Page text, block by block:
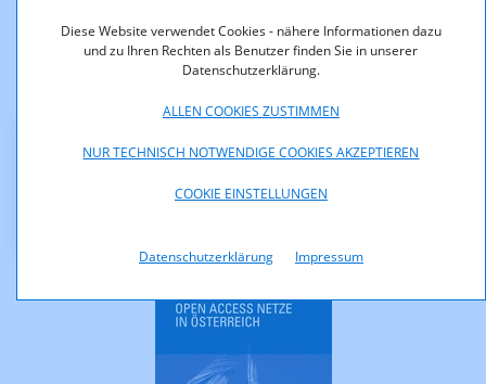
Diese Website verwendet Cookies - nähere Informationen dazu
und zu Ihren Rechten als Benutzer finden Sie in unserer
Datenschutzerklärung.
ALLEN COOKIES ZUSTIMMEN
NUR TECHNISCH NOTWENDIGE COOKIES AKZEPTIEREN
COOKIE EINSTELLUNGEN
Datenschutzerklärung Impressum
Am 12.12.2024 ist einUpdate zu Kapitel 4 der Studie
(Produkte und Preise) erschienen.
Downloads
Open_Access_Netze_Oesterreich.pdf (pdf, 756,0 KB)